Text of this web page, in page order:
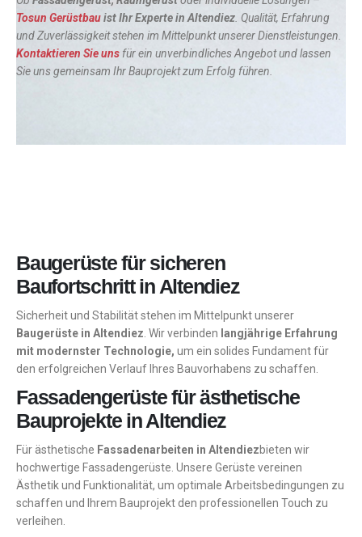
Tosun Gerüstbauist Ihr Experte in Altendiez . Qualität, Erfahrung
und Zuverlässigkeit stehen im Mittelpunkt unserer Dienstleistungen.
Kontaktieren Sie uns für ein unverbindliches Angebot und lassen
Sie uns gemeinsam Ihr Bauprojekt zum Erfolg führen.
Baugerüste für sicheren
Baufortschritt in Altendiez
Sicherheit und Stabilität stehen im Mittelpunkt unserer
Baugerüste in Altendiez . Wir verbinden langjährige Erfahrung
mit modernster Technologie, um ein solides Fundament für
den erfolgreichen Verlauf Ihres Bauvorhabens zu schaffen.
Fassadengerüste für ästhetische
Bauprojekte in Altendiez
Für ästhetische Fassadenarbeiten in Altendiezbieten wir
hochwertige Fassadengerüste. Unsere Gerüste vereinen
Ästhetik und Funktionalität, um optimale Arbeitsbedingungen zu
schaffen und Ihrem Bauprojekt den professionellen Touch zu
verleihen.